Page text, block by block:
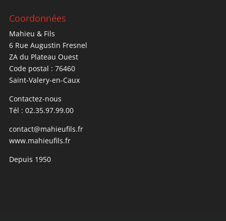
Coordonnées
Mahieu & Fils
6 Rue Augustin Fresnel
ZA du Plateau Ouest
Code postal : 76460
Saint-Valery-en-Caux
Contactez-nous
Tél : 02.35.97.99.00
contact@mahieufils.fr
www.mahieufils.fr
Depuis 1950